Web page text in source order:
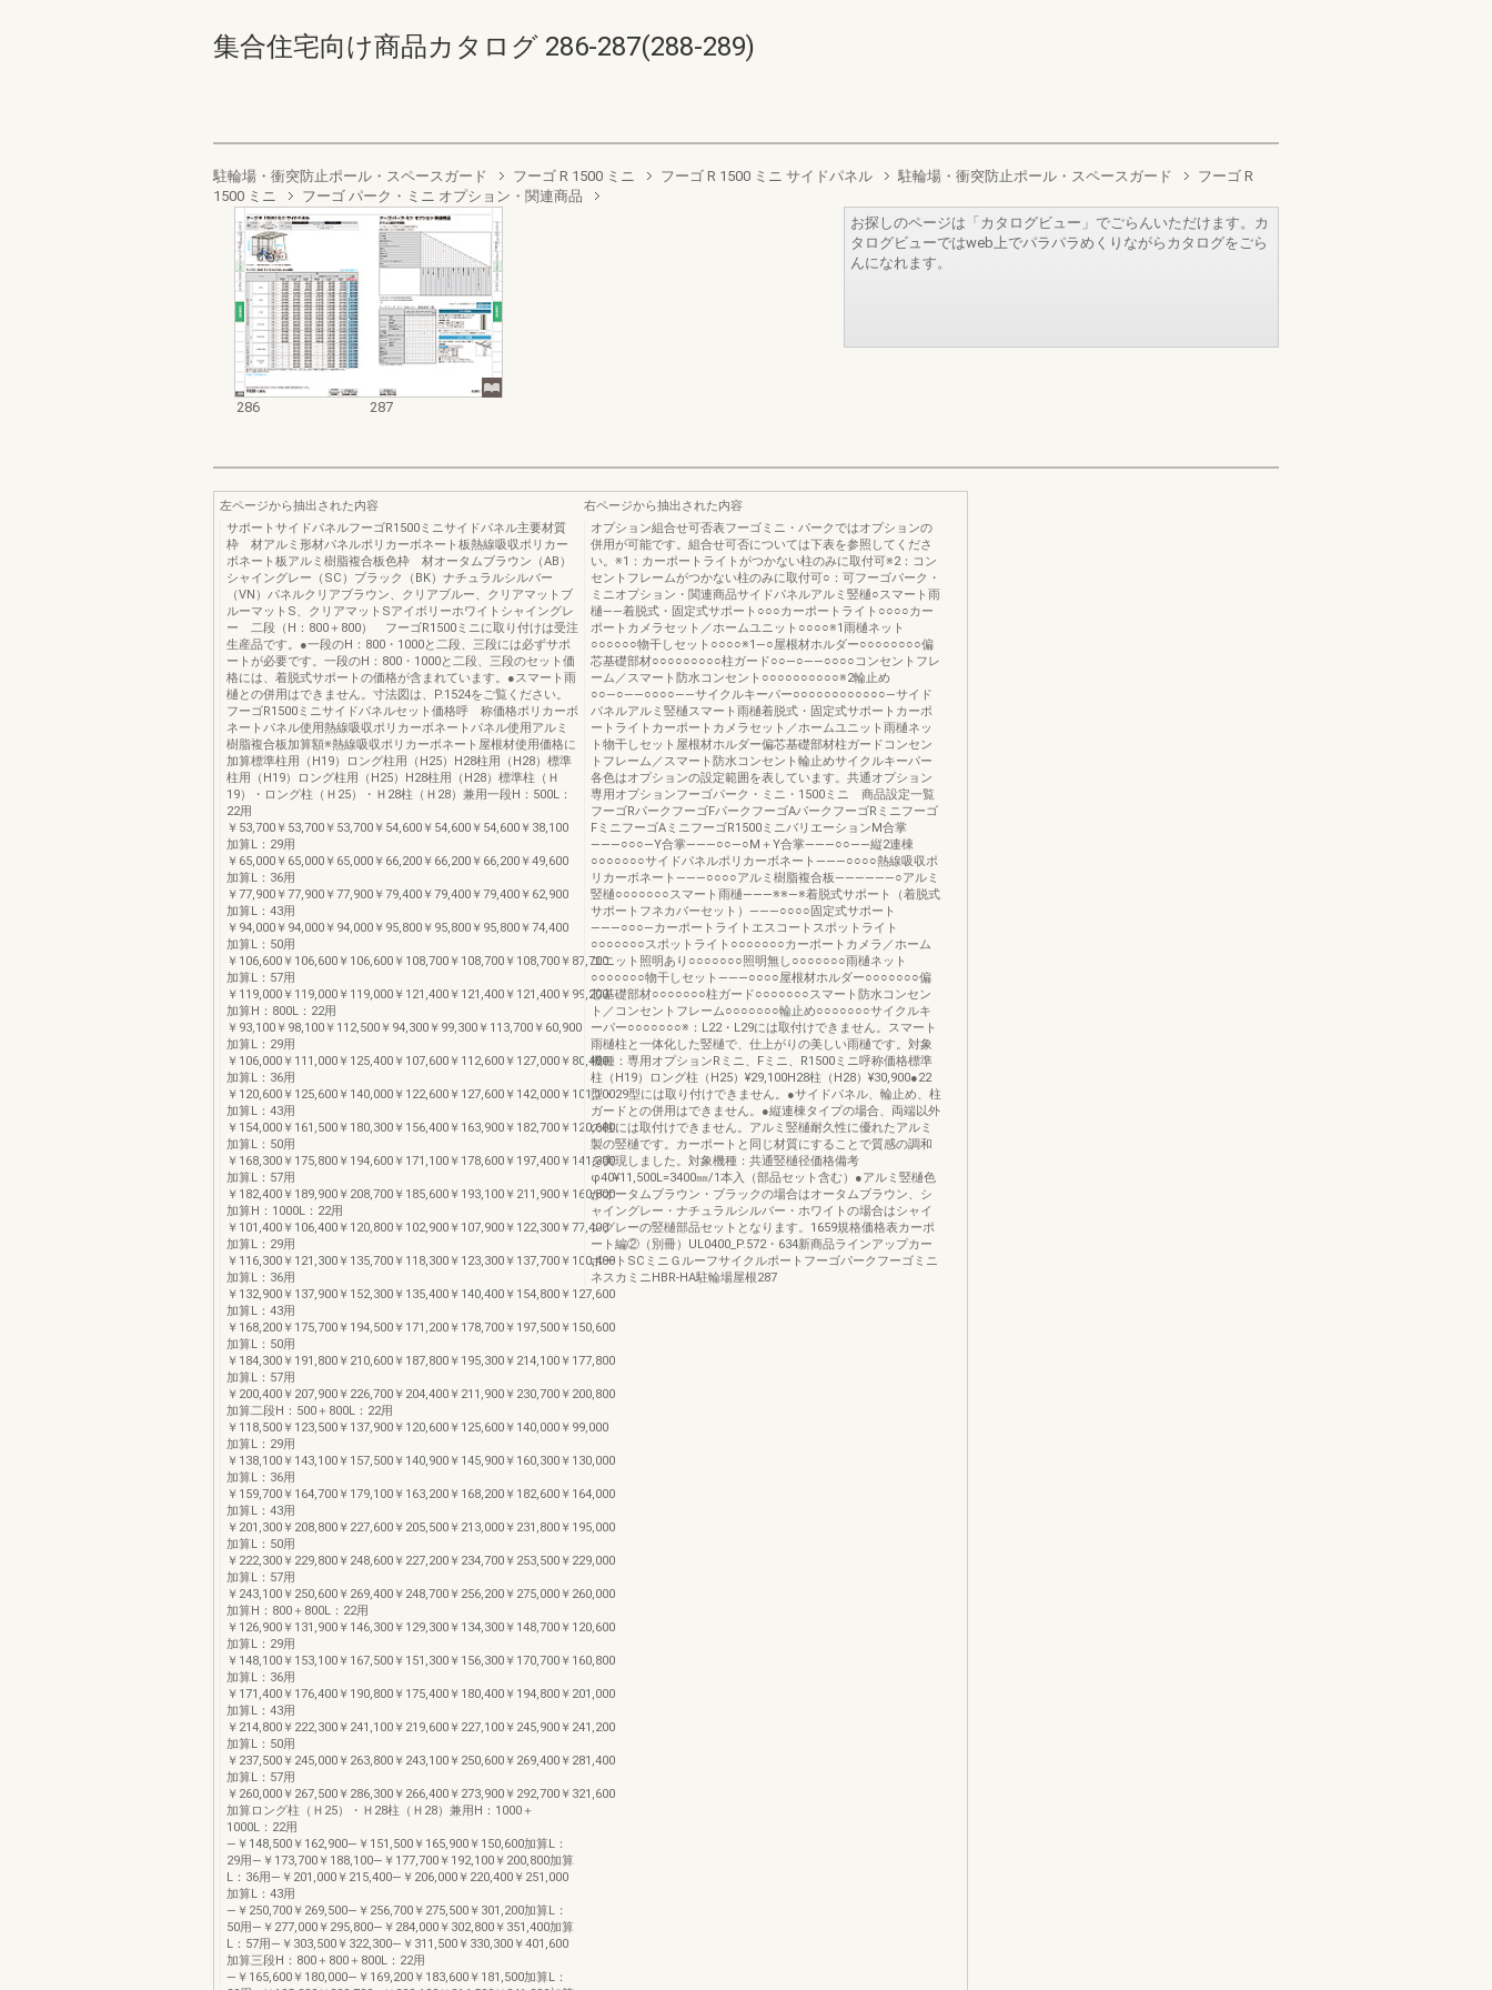
集合住宅向け商品カタログ 286-287(288-289)
駐輪場・衝突防止ポール・スペースガード フーゴ R 1500 ミニ フーゴ R 1500 ミニ サイドパネル 駐輪場・衝突防止ポール・スペースガード
フーゴ R
1500 ミニ
フーゴ パーク・ミニ オプション・関連商品
286 287
お探しのページは「カタログビュー」でごらんいただけます。カ
タログビューではweb上でパラパラめくりながらカタログをごら
んになれます。
左ページから抽出された内容
サポートサイドパネルフーゴR1500ミニサイドパネル主要材質
枠 材アルミ形材パネルポリカーボネート板熱線吸収ポリカー
ボネート板アルミ樹脂複合板色枠 材オータムブラウン（AB）
シャイングレー（SC）ブラック（BK）ナチュラルシルバー
（VN）パネルクリアブラウン、クリアブルー、クリアマットブ
ルーマットS、クリアマットSアイボリーホワイトシャイングレ
ー 二段（H：800＋800） フーゴR1500ミニに取り付けは受注
生産品です。●一段のH：800・1000と二段、三段には必ずサポ
ートが必要です。一段のH：800・1000と二段、三段のセット価
格には、着脱式サポートの価格が含まれています。●スマート雨
樋との併用はできません。寸法図は、P.1524をご覧ください。
フーゴR1500ミニサイドパネルセット価格呼 称価格ポリカーボ
ネートパネル使用熱線吸収ポリカーボネートパネル使用アルミ
樹脂複合板加算額※熱線吸収ポリカーボネート屋根材使用価格に
加算標準柱用（H19）ロング柱用（H25）H28柱用（H28）標準
柱用（H19）ロング柱用（H25）H28柱用（H28）標準柱（Ｈ
19）・ロング柱（Ｈ25）・Ｈ28柱（Ｈ28）兼用一段H：500L：
22用
￥53,700￥53,700￥53,700￥54,600￥54,600￥54,600￥38,100
加算L：29用
￥65,000￥65,000￥65,000￥66,200￥66,200￥66,200￥49,600
加算L：36用
￥77,900￥77,900￥77,900￥79,400￥79,400￥79,400￥62,900
加算L：43用
￥94,000￥94,000￥94,000￥95,800￥95,800￥95,800￥74,400
加算L：50用
￥106,600￥106,600￥106,600￥108,700￥108,700￥108,700￥87,700
加算L：57用
￥119,000￥119,000￥119,000￥121,400￥121,400￥121,400￥99,200
加算H：800L：22用
￥93,100￥98,100￥112,500￥94,300￥99,300￥113,700￥60,900
加算L：29用
￥106,000￥111,000￥125,400￥107,600￥112,600￥127,000￥80,400
加算L：36用
￥120,600￥125,600￥140,000￥122,600￥127,600￥142,000￥101,100
加算L：43用
￥154,000￥161,500￥180,300￥156,400￥163,900￥182,700￥120,600
加算L：50用
￥168,300￥175,800￥194,600￥171,100￥178,600￥197,400￥141,300
加算L：57用
￥182,400￥189,900￥208,700￥185,600￥193,100￥211,900￥160,800
加算H：1000L：22用
￥101,400￥106,400￥120,800￥102,900￥107,900￥122,300￥77,400
加算L：29用
￥116,300￥121,300￥135,700￥118,300￥123,300￥137,700￥100,400
加算L：36用
￥132,900￥137,900￥152,300￥135,400￥140,400￥154,800￥127,600
加算L：43用
￥168,200￥175,700￥194,500￥171,200￥178,700￥197,500￥150,600
加算L：50用
￥184,300￥191,800￥210,600￥187,800￥195,300￥214,100￥177,800
加算L：57用
￥200,400￥207,900￥226,700￥204,400￥211,900￥230,700￥200,800
加算二段H：500＋800L：22用
￥118,500￥123,500￥137,900￥120,600￥125,600￥140,000￥99,000
加算L：29用
￥138,100￥143,100￥157,500￥140,900￥145,900￥160,300￥130,000
加算L：36用
￥159,700￥164,700￥179,100￥163,200￥168,200￥182,600￥164,000
加算L：43用
￥201,300￥208,800￥227,600￥205,500￥213,000￥231,800￥195,000
加算L：50用
￥222,300￥229,800￥248,600￥227,200￥234,700￥253,500￥229,000
加算L：57用
￥243,100￥250,600￥269,400￥248,700￥256,200￥275,000￥260,000
加算H：800＋800L：22用
￥126,900￥131,900￥146,300￥129,300￥134,300￥148,700￥120,600
加算L：29用
￥148,100￥153,100￥167,500￥151,300￥156,300￥170,700￥160,800
加算L：36用
￥171,400￥176,400￥190,800￥175,400￥180,400￥194,800￥201,000
加算L：43用
￥214,800￥222,300￥241,100￥219,600￥227,100￥245,900￥241,200
加算L：50用
￥237,500￥245,000￥263,800￥243,100￥250,600￥269,400￥281,400
加算L：57用
￥260,000￥267,500￥286,300￥266,400￥273,900￥292,700￥321,600
加算ロング柱（Ｈ25）・Ｈ28柱（Ｈ28）兼用H：1000＋
1000L：22用
―￥148,500￥162,900―￥151,500￥165,900￥150,600加算L：
29用―￥173,700￥188,100―￥177,700￥192,100￥200,800加算
L：36用―￥201,000￥215,400―￥206,000￥220,400￥251,000
加算L：43用
―￥250,700￥269,500―￥256,700￥275,500￥301,200加算L：
50用―￥277,000￥295,800―￥284,000￥302,800￥351,400加算
L：57用―￥303,500￥322,300―￥311,500￥330,300￥401,600
加算三段H：800＋800＋800L：22用
―￥165,600￥180,000―￥169,200￥183,600￥181,500加算L：
右ページから抽出された内容
オプション組合せ可否表フーゴミニ・パークではオプションの
併用が可能です。組合せ可否については下表を参照してくださ
い。※1：カーポートライトがつかない柱のみに取付可※2：コン
セントフレームがつかない柱のみに取付可○：可フーゴパーク・
ミニオプション・関連商品サイドパネルアルミ竪樋○スマート雨
樋――着脱式・固定式サポート○○○カーポートライト○○○○カー
ポートカメラセット／ホームユニット○○○○※1雨樋ネット
○○○○○○物干しセット○○○○※1―○屋根材ホルダー○○○○○○○○偏
芯基礎部材○○○○○○○○○柱ガード○○―○――○○○○コンセントフレ
ーム／スマート防水コンセント○○○○○○○○○○※2輪止め
○○―○――○○○○――サイクルキーパー○○○○○○○○○○○○―サイド
パネルアルミ竪樋スマート雨樋着脱式・固定式サポートカーポ
ートライトカーポートカメラセット／ホームユニット雨樋ネッ
ト物干しセット屋根材ホルダー偏芯基礎部材柱ガードコンセン
トフレーム／スマート防水コンセント輪止めサイクルキーパー
各色はオプションの設定範囲を表しています。共通オプション
専用オプションフーゴパーク・ミニ・1500ミニ 商品設定一覧
フーゴRパークフーゴFパークフーゴAパークフーゴRミニフーゴ
FミニフーゴAミニフーゴR1500ミニバリエーションM合掌
―――○○○―Y合掌―――○○―○M＋Y合掌―――○○――縦2連棟
○○○○○○○サイドパネルポリカーボネート―――○○○○熱線吸収ポ
リカーボネート―――○○○○アルミ樹脂複合板――――――○アルミ
竪樋○○○○○○○スマート雨樋―――※※―※着脱式サポート（着脱式
サポートフネカバーセット）―――○○○○固定式サポート
―――○○○―カーポートライトエスコートスポットライト
○○○○○○○スポットライト○○○○○○○カーポートカメラ／ホーム
ユニット照明あり○○○○○○○照明無し○○○○○○○雨樋ネット
○○○○○○○物干しセット―――○○○○屋根材ホルダー○○○○○○○偏
芯基礎部材○○○○○○○柱ガード○○○○○○○スマート防水コンセン
ト／コンセントフレーム○○○○○○○輪止め○○○○○○○サイクルキ
ーパー○○○○○○○※：L22・L29には取付けできません。スマート
雨樋柱と一体化した竪樋で、仕上がりの美しい雨樋です。対象
機種：専用オプションRミニ、Fミニ、R1500ミニ呼称価格標準
柱（H19）ロング柱（H25）¥29,100H28柱（H28）¥30,900●22
型・29型には取り付けできません。●サイドパネル、輪止め、柱
ガードとの併用はできません。●縦連棟タイプの場合、両端以外
の柱には取付けできません。アルミ竪樋耐久性に優れたアルミ
製の竪樋です。カーポートと同じ材質にすることで質感の調和
を実現しました。対象機種：共通竪樋径価格備考
φ40¥11,500L=3400㎜/1本入（部品セット含む）●アルミ竪樋色
がオータムブラウン・ブラックの場合はオータムブラウン、シ
ャイングレー・ナチュラルシルバー・ホワイトの場合はシャイ
ングレーの竪樋部品セットとなります。1659規格価格表カーポ
ート編②（別冊）UL0400_P.572・634新商品ラインアップカー
ポートSCミニＧルーフサイクルポートフーゴパークフーゴミニ
ネスカミニHBR-HA駐輪場屋根287